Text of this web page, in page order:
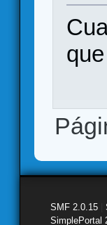
SMF 2.0.15
SimplePortal